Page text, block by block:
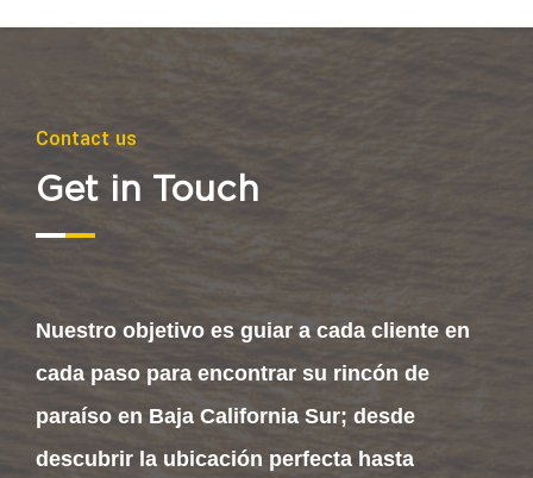
Contact us
Get in Touch
Nuestro objetivo es guiar a cada cliente en
cada paso para encontrar su rincón de
paraíso en Baja California Sur; desde
descubrir la ubicación perfecta hasta